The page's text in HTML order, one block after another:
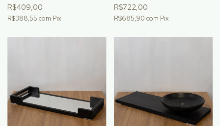
R$409,00
R$388,55 com Pix
R$722,00
R$685,90 com Pix